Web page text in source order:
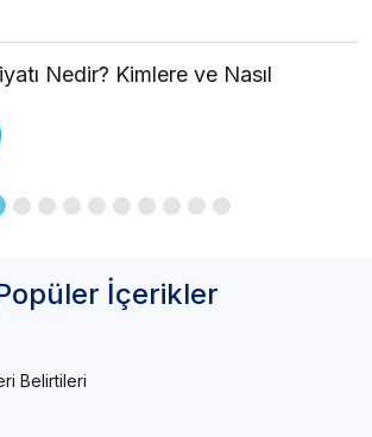
Nedir? Kimlere ve Nasıl
İçerikler
Belirtileri